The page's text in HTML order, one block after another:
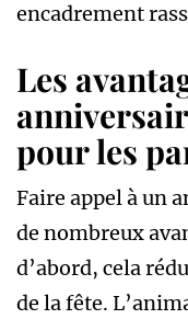
encadrement
Les
pour les
Faire appel à un
de nombreux
d’abord, cela
de la fête.